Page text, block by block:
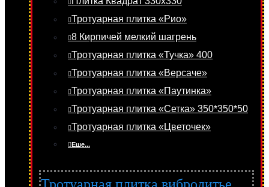
Тротуарная плитка «Рио»
8 Кирпичей мелкий шагрень
Тротуарная плитка «Тучка» 400
Тротуарная плитка «Версаче»
Тротуарная плитка «Паутинка»
Тротуарная плитка «Сетка» 350*350*50
Тротуарная плитка «Цветочек»
Еше...